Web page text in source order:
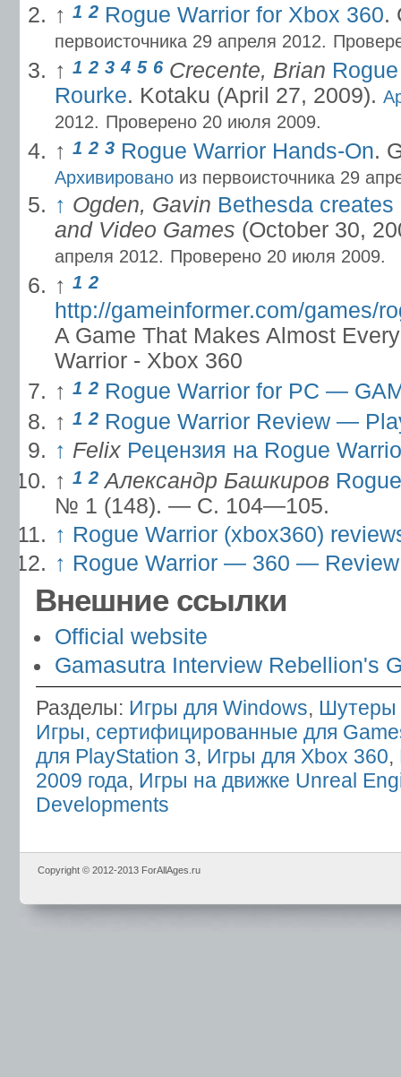
↑ 1 2 Rogue Warrior for Xbox 360.
первоисточника 29 апреля 2012.
↑ 1 2 3 4 5 6 Crecente, Brian
Rourke. Kotaku (April 27, 2009).
2012. Проверено 20 июля 2009.
↑ 1 2 3 Rogue Warrior Hands-On.
Архивировано из первоисточника 29
↑ Ogden, Gavin Bethesda
and Video Games (October 30,
апреля 2012. Проверено 20 июля 2009.
↑ 1 2
http://gameinformer.com/games/
A Game That Makes Almost
Warrior - Xbox 360
↑ 1 2 Rogue Warrior for PC —
↑ 1 2 Rogue Warrior Review —
↑ Felix Рецензия на Rogue
↑ 1 2 Александр Башкиров
№ 1 (148). — С. 104—105.
↑ Rogue Warrior (xbox360)
↑ Rogue Warrior — 360 —
Внешние ссылки
Official website
Gamasutra Interview Rebellion's
Разделы: Игры для Windows, Шутеры
Игры, сертифицированные для
для PlayStation 3, Игры для Xbox 360,
2009 года, Игры на движке Unreal
Developments
Copyright © 2012-2013 ForAllAges.ru